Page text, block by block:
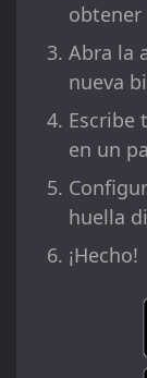
Abra la
nueva
Escribe
en un
huella
¡Hecho!